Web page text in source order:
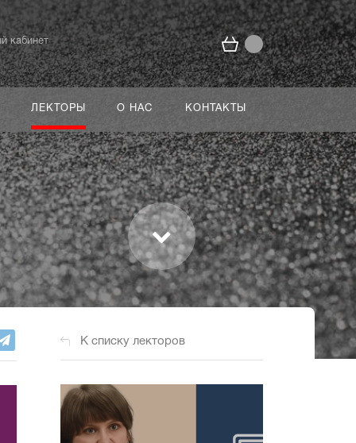
кабинет
ЛЕКТОРЫ О НАС КОНТАКТЫ
К списку лекторов